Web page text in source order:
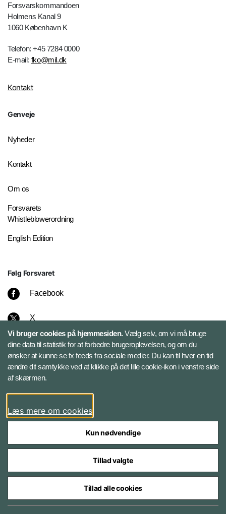
Forsvarskommandoen
Holmens Kanal 9
1060 København K
Telefon: +45 7284 0000
E-mail: fko@mil.dk
Kontakt
Genveje
Nyheder
Kontakt
Om os
Forsvarets
Whistleblowerordning
English Edition
Følg Forsvaret
Facebook
X
Instagram
Bluesky
LinkedIn
Styrelser og myndigheder under Forsvarsministeriet
Vi bruger cookies på hjemmesiden.Vælg selv, om vi må bruge
dine data til statistik for at forbedre brugeroplevelsen, og om du
ønsker at kunne se fx feeds fra sociale medier. Du kan til hver en tid
ændre dit samtykke ved at klikke på det lille cookie-ikon i venstre side
af skærmen.
Læs mere om cookies
Kun nødvendige
Tillad valgte
Tillad alle cookies